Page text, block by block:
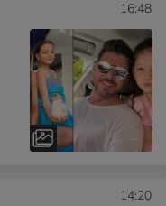
16:48
14:20